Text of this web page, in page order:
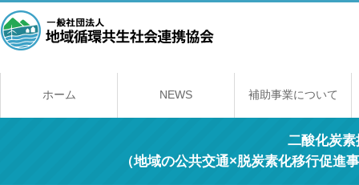
ホーム NEWS 補助事業について
補助事業のしくみ
年間スケジュール
補助事業一覧
交付規程
経理契約に関する
事業報告書の提出
取得財産の取り扱
二酸化炭
（地域の公共交通×脱炭素化移行促進